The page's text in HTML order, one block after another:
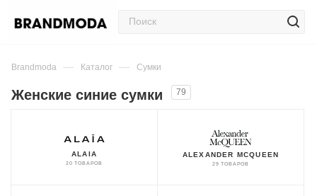
Brandmoda — Каталог — Сумки
Женские синие сумки 79
ALAIA
20 ТОВАРОВ
ALEXANDER MCQUEEN
29 ТОВАРОВ